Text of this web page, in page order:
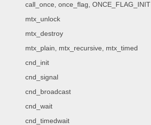
call_once, once_flag, ONCE_FLAG_INIT
mtx_unlock
mtx_destroy
mtx_plain, mtx_recursive, mtx_timed
cnd_init
cnd_signal
cnd_broadcast
cnd_wait
cnd_timedwait